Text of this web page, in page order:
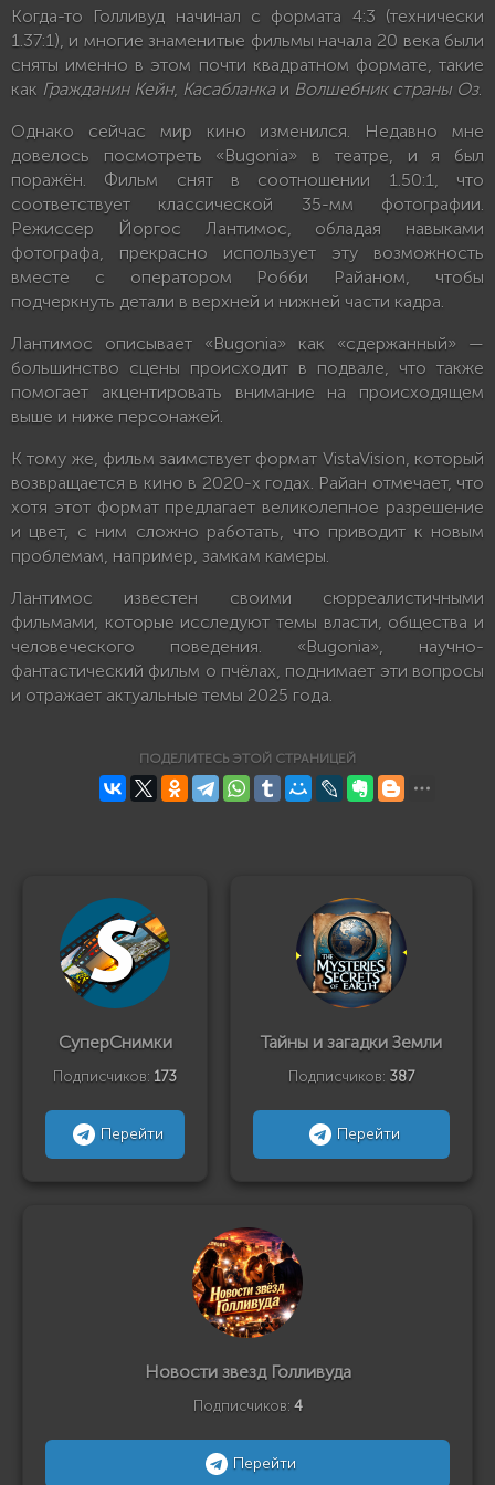
Когда-то Голливуд начинал с формата 4:3 (технически
1.37:1), и многие знаменитые фильмы начала 20 века были
сняты именно в этом почти квадратном формате, такие
как Гражданин Кейн, Касабланкаи Волшебник страны Оз.
Однако сейчас мир кино изменился. Недавно мне
довелось посмотреть «Bugonia» в театре, и я был
поражён. Фильм снят в соотношении 1.50:1, что
соответствует классической 35-мм фотографии.
Режиссер Йоргос Лантимос, обладая навыками
фотографа, прекрасно использует эту возможность
вместе с оператором Робби Райаном, чтобы
подчеркнуть детали в верхней и нижней части кадра.
Лантимос описывает «Bugonia» как «сдержанный» —
большинство сцены происходит в подвале, что также
помогает акцентировать внимание на происходящем
выше и ниже персонажей.
К тому же, фильм заимствует формат VistaVision, который
возвращается в кино в 2020-х годах. Райан отмечает, что
хотя этот формат предлагает великолепное разрешение
и цвет, с ним сложно работать, что приводит к новым
проблемам, например, замкам камеры.
Лантимос известен своими сюрреалистичными
фильмами, которые исследуют темы власти, общества и
человеческого поведения. «Bugonia», научно-
фантастический фильм о пчёлах, поднимает эти вопросы
и отражает актуальные темы 2025 года.
ПОДЕЛИТЕСЬ ЭТОЙ СТРАНИЦЕЙ
СуперСнимки
Подписчиков: 173
Перейти
Тайны и загадки Земли
Подписчиков: 387
Перейти
Новости звезд Голливуда
Подписчиков: 4
Перейти